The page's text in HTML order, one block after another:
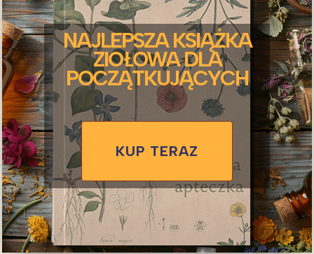
NAJLEPSZA KSIĄŻKA
ZIOŁOWA DLA
POCZĄTKUJĄCYCH
KUP TERAZ